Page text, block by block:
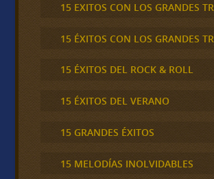
15 EXITOS CON LOS GRANDES
15 ÉXITOS CON LOS GRANDES
15 ÉXITOS DEL ROCK & ROLL
15 ÉXITOS DEL VERANO
15 GRANDES ÉXITOS
15 MELODÍAS INOLVIDABLES